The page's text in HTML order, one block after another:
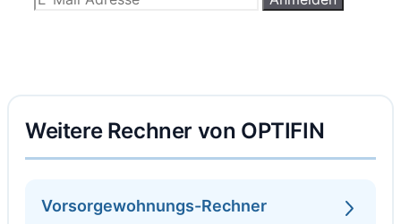
Weitere Rechner von OPTIFIN
Vorsorgewohnungs-Rechner